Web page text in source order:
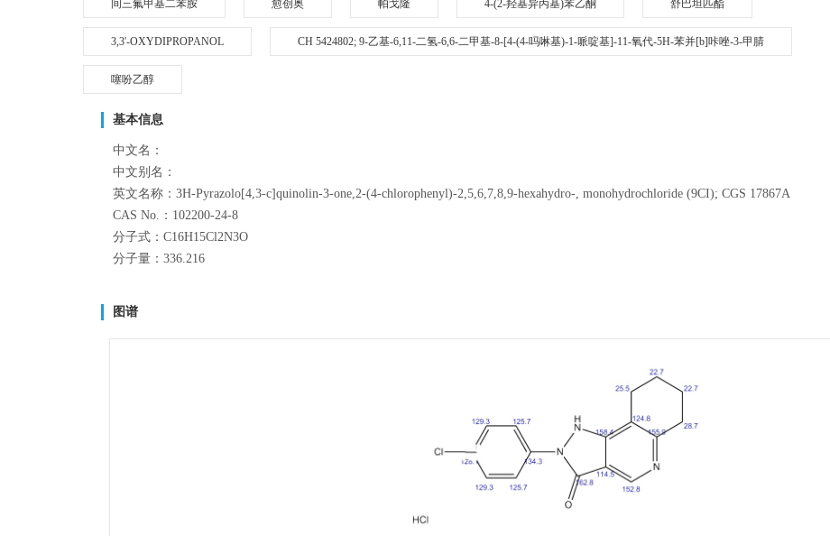
间三氟甲基二苯胺 愈创奥 帕戈隆 4-(2-羟基异丙基)苯乙酮 舒巴坦匹酯
3,3'-OXYDIPROPANOL CH 5424802; 9-乙基-6,11-二氢-6,6-二甲基-8-[4-(4-吗啉基)-1-哌啶基]-11-氧代-5H-苯并[b]咔唑-3-甲腈
噻吩乙醇
基本信息
中文名：
中文别名：
英文名称：3H-Pyrazolo[4,3-c]quinolin-3-one,2-(4-chlorophenyl)-2,5,6,7,8,9-hexahydro-, monohydrochloride (9CI); CGS 17867A
CAS No.：102200-24-8
分子式：C16H15Cl2N3O
分子量：336.216
图谱